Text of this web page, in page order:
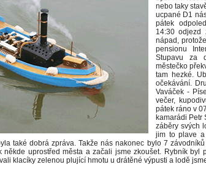
nebo taky
ucpané D1
pátek
14:30 odjezd
nápad,
pensionu
Stupavu za
městečko
tam hezké.
očekávání.
Vaváček -
večer,
pátek ráno v
kamarádi Petr
záběry svých
jim to plave
také dobrá zpráva. Takže nás nakonec bylo 7
někde uprostřed města a začali jsme zkoušet. Rybník byl
klacíky zelenou plující hmotu u drátěné výpusti a lodě